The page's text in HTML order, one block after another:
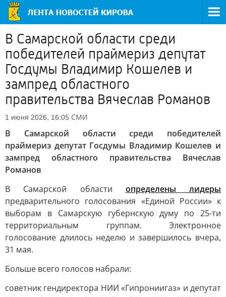
В Самарской области среди
победителей праймериз депутат
Госдумы Владимир Кошелев и
зампред областного
правительства Вячеслав Романов
1 июня 2026, 16:05 СМИ
В Самарской области среди победителей
праймериз депутат Госдумы Владимир Кошелев и
зампред областного правительства Вячеслав
Романов
В Самарской области определены лидеры
предварительного голосования «Единой России» к
выборам в Самарскую губернскую думу по 25-ти
территориальным группам. Электронное
голосование длилось неделю и завершилось вчера,
31 мая.
Больше всего голосов набрали:
советник гендиректора НИИ «Гипрониигаз» и депутат